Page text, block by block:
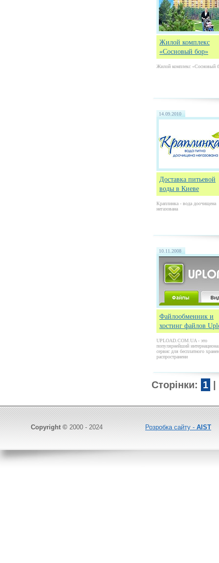
Жилой комплекс
«Сосновый бор»
Жилой комплекс «Сосновый
14.09.2010
Доставка питьевой
воды в Киеве
Краплинка - вода доочищена
негазована
10.11.2008
Файлообменник и
хостинг файлов
UPLOAD.COM.UA - это
популярнейший
сервис для бесплатного
распространени
Сторінки: 1
Copyright © 2000 - 2024 Розробка сайту - AIST